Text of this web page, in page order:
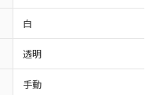
白
透明
手動